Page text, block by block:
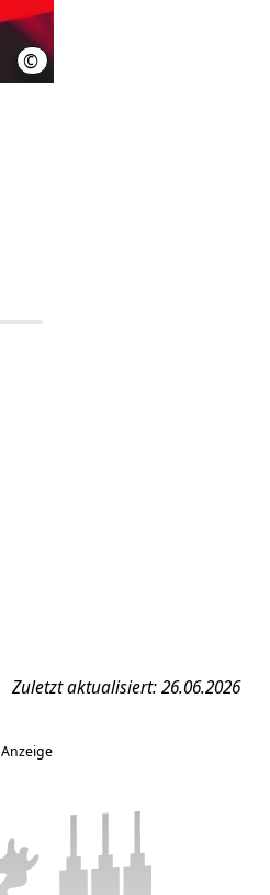
© LHH
Zuletzt aktualisiert: 26.06.2026
Anzeige